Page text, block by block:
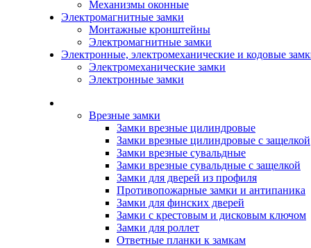
Механизмы оконные
Электромагнитные замки
Монтажные кронштейны
Электромагнитные замки
Электронные, электромеханические и кодовые
Электромеханические замки
Электронные замки
Врезные замки
Замки врезные цилиндровые
Замки врезные цилиндровые с защелкой
Замки врезные сувальдные
Замки врезные сувальдные с защелкой
Замки для дверей из профиля
Противопожарные замки и антипаника
Замки для финских дверей
Замки с крестовым и дисковым ключом
Замки для роллет
Ответные планки к замкам